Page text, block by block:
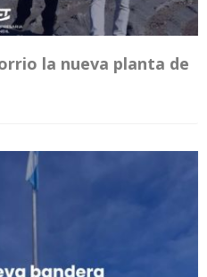
la nueva planta de